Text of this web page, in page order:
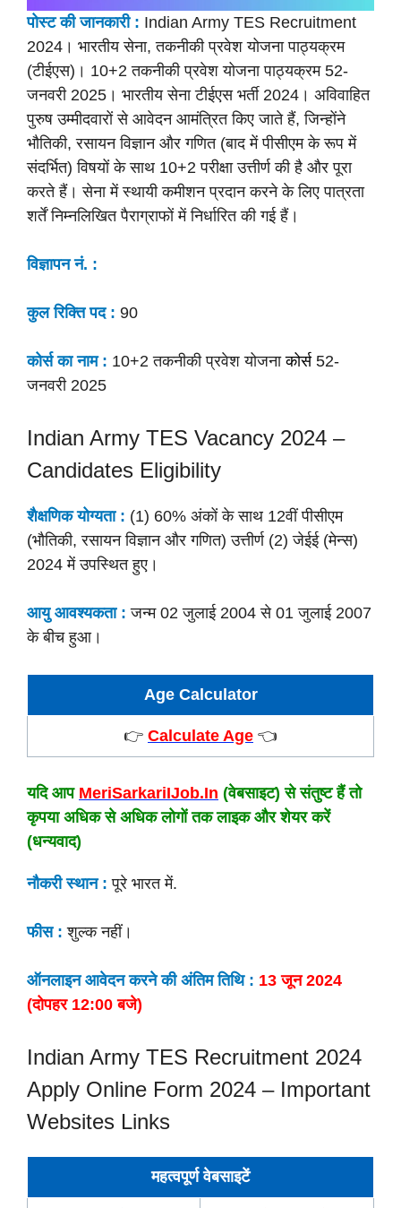
पोस्ट की जानकारी : Indian Army TES Recruitment
2024। भारतीय सेना, तकनीकी प्रवेश योजना पाठ्यक्रम
(टीईएस)। 10+2 तकनीकी प्रवेश योजना पाठ्यक्रम 52-
जनवरी 2025। भारतीय सेना टीईएस भर्ती 2024। अविवाहित
पुरुष उम्मीदवारों से आवेदन आमंत्रित किए जाते हैं, जिन्होंने
भौतिकी, रसायन विज्ञान और गणित (बाद में पीसीएम के रूप में
संदर्भित) विषयों के साथ 10+2 परीक्षा उत्तीर्ण की है और पूरा
करते हैं। सेना में स्थायी कमीशन प्रदान करने के लिए पात्रता
शर्तें निम्नलिखित पैराग्राफों में निर्धारित की गई हैं।
विज्ञापन नं. :
कुल रिक्ति पद : 90
कोर्स का नाम : 10+2 तकनीकी प्रवेश योजनाकोर्स52-
जनवरी 2025
Indian Army TES Vacancy 2024 –
Candidates Eligibility
शैक्षणिक योग्यता : (1) 60% अंकों के साथ 12वीं पीसीएम
(भौतिकी, रसायन विज्ञान और गणित) उत्तीर्ण (2) जेईई (मेन्स)
2024 में उपस्थित हुए।
आयु आवश्यकता : जन्म 02 जुलाई 2004 से 01 जुलाई 2007
के बीच हुआ।
Age Calculator
👉 Calculate Age 👈
यदि आप MeriSarkariIJob.In (वेबसाइट) से संतुष्ट हैं तो
कृपया अधिक से अधिक लोगों तक लाइक और शेयर करें
(धन्यवाद)
नौकरी स्थान : पूरे भारत में.
फीस : शुल्क नहीं।
ऑनलाइन आवेदन करने की अंतिम तिथि : 13 जून 2024
(दोपहर 12:00 बजे)
Indian Army TES Recruitment 2024
Apply Online Form 2024 – Important
Websites Links
महत्वपूर्ण वेबसाइटें